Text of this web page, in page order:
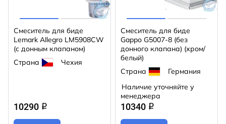
Смеситель для биде
Lemark Allegro LM5908CW
(с донным клапаном)
Страна
Чехия
10290 q
Смеситель для биде
Gappo G5007-8 (без
донного клапана) (хром/
белый)
Страна
Германия
Наличие уточняйте у
менеджера
10340 q